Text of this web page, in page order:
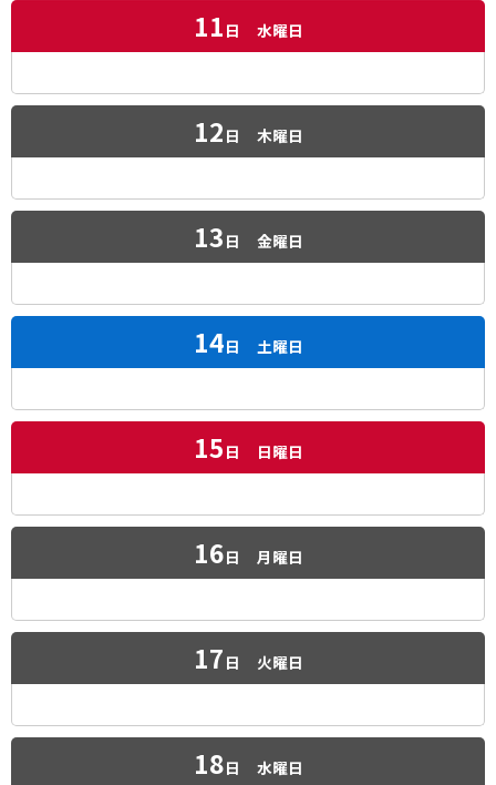
11 日 水曜日
12 日 木曜日
13 日 金曜日
14日 土曜日
15 日 日曜日
16日 月曜日
17 日 火曜日
18日 水曜日